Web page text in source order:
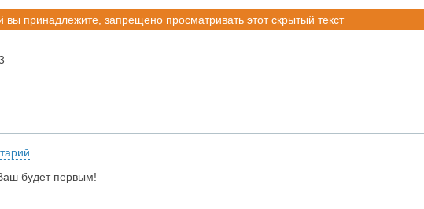
вы принадлежите, запрещено просматривать этот скрытый текст
будет первым!